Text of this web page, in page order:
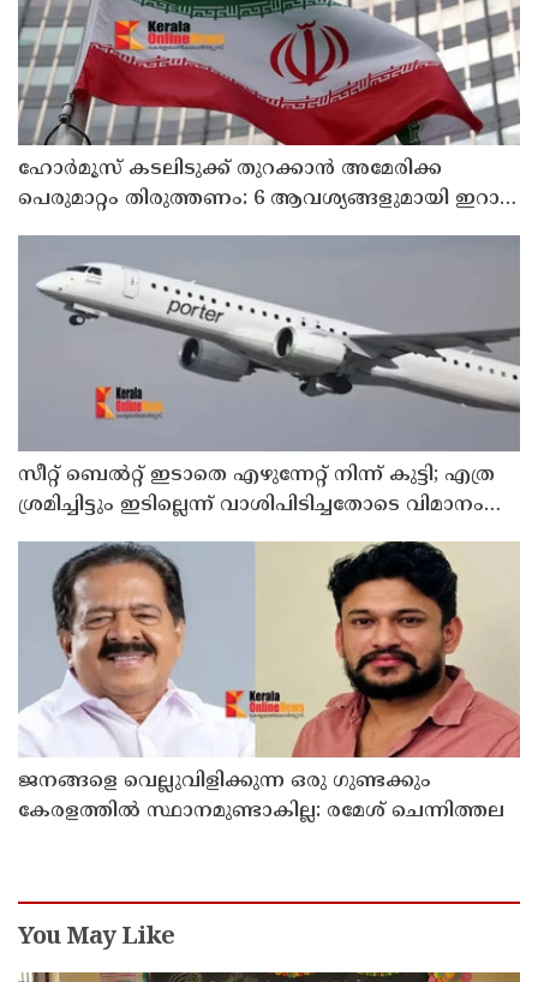
ഹോര്‍മൂസ് കടലിടുക്ക് തുറക്കാന്‍ അമേരിക്ക
പെരുമാറ്റം തിരുത്തണം: 6 ആവശ്യങ്ങളുമായി ഇറാന്‍
സീറ്റ് ബെല്‍റ്റ് ഇടാതെ എഴുന്നേറ്റ് നിന്ന് കുട്ടി; എത്ര
ശ്രമിച്ചിട്ടും ഇടില്ലെന്ന് വാശിപിടിച്ചതോടെ വിമാനം
ജനങ്ങളെ വെല്ലുവിളിക്കുന്ന ഒരു ഗുണ്ടക്കും
കേരളത്തില്‍ സ്ഥാനമുണ്ടാകില്ല: രമേശ് ചെന്നിത്തല
You May Like